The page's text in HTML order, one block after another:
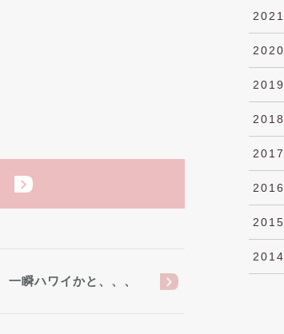
一瞬ハワイかと、、、
2021
2020
2019
2018
2017
2016
2015
2014